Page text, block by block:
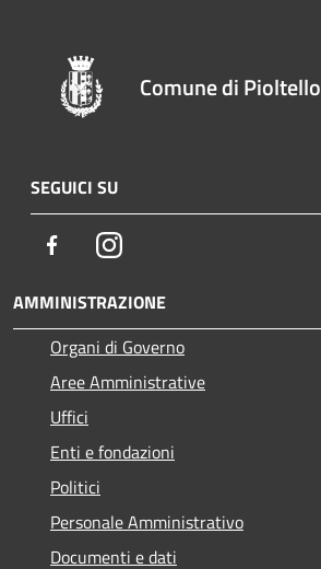
Comune di Pioltello
SEGUICI SU
FacebookInstagram
AMMINISTRAZIONE
Organi di Governo
Aree Amministrative
Uffici
Enti e fondazioni
Politici
Personale Amministrativo
Documenti e dati